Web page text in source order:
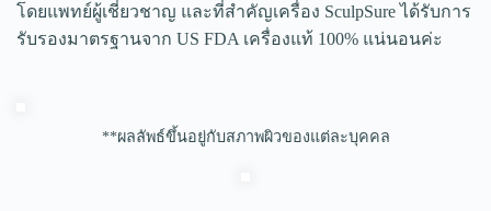
โดยแพทย์ผู้เชี่ยวชาญ และที่สำคัญเครื่อง SculpSure ได้รับการ
รับรองมาตรฐานจาก US FDA เครื่องแท้ 100% แน่นอนค่ะ
**ผลลัพธ์ขึ้นอยู่กับสภาพผิวของแต่ละบุคคล